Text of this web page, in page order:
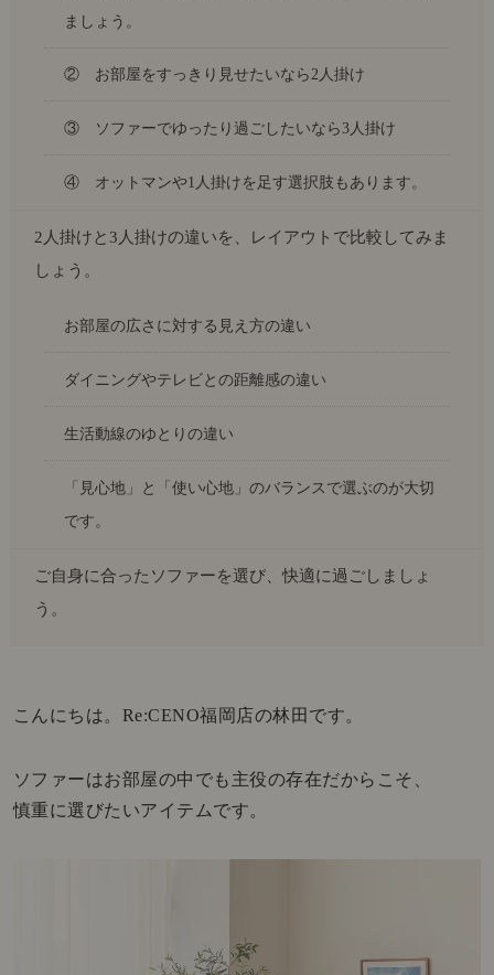
こんにちは。Re:CENO福岡店の林田です。
ソファーはお部屋の中でも主役の存在だからこそ、
慎重に選びたいアイテムです。
ましょう。
② お部屋をすっきり見せたいなら2人掛け
③ ソファーでゆったり過ごしたいなら3人掛け
④ オットマンや1人掛けを足す選択肢もあります。
2人掛けと3人掛けの違いを、レイアウトで比較してみま
しょう。
お部屋の広さに対する見え方の違い
ダイニングやテレビとの距離感の違い
生活動線のゆとりの違い
「見心地」と「使い心地」のバランスで選ぶのが大切
です。
ご自身に合ったソファーを選び、快適に過ごしましょ
う。